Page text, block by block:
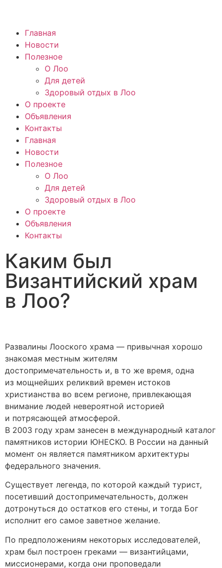
Главная
Новости
Полезное
О Лоо
Для детей
Здоровый отдых в Лоо
О проекте
Объявления
Контакты
Главная
Новости
Полезное
О Лоо
Для детей
Здоровый отдых в Лоо
О проекте
Объявления
Контакты
Каким был
Византийский храм
в Лоо?
Развалины Лооского храма — привычная хорошо
знакомая местным жителям
достопримечательность и, в то же время, одна
из мощнейших реликвий времен истоков
христианства во всем регионе, привлекающая
внимание людей невероятной историей
и потрясающей атмосферой.
В 2003 году храм занесен в международный каталог
памятников истории ЮНЕСКО. В России на данный
момент он является памятником архитектуры
федерального значения.
Существует легенда, по которой каждый турист,
посетивший достопримечательность, должен
дотронуться до остатков его стены, и тогда Бог
исполнит его самое заветное желание.
По предположениям некоторых исследователей,
храм был построен греками — византийцами,
миссионерами, когда они проповедали